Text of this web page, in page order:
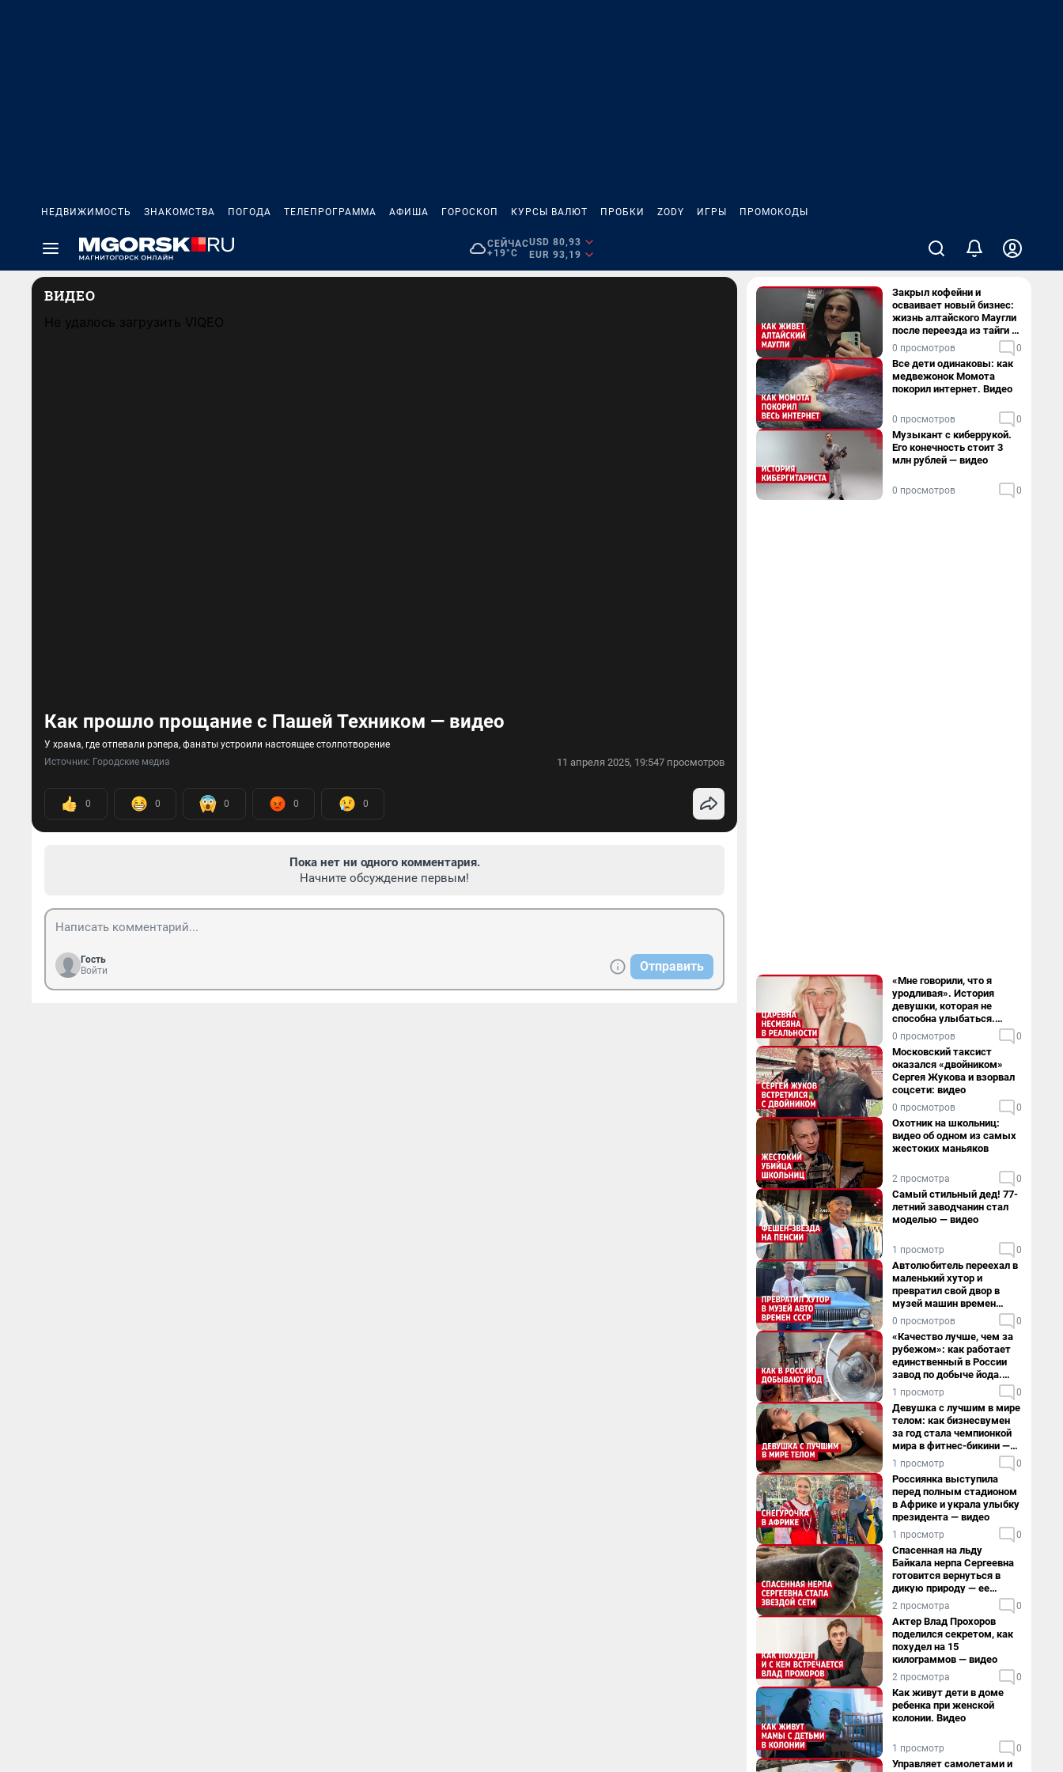
НЕДВИЖИМОСТЬ ЗНАКОМСТВА ПОГОДА ТЕЛЕПРОГРАММА АФИША ГОРОСКОП КУРСЫ ВАЛЮТ ПРОБКИ ZODY ИГРЫ ПРОМОКОДЫ
СЕЙЧАС
+19°C
USD 80,93
EUR 93,19
ВИДЕО
Не удалось загрузить VIQEO
Как прошло прощание с Пашей Техником — видео
У храма, где отпевали рэпера, фанаты устроили настоящее столпотворение
Источник: Городские медиа 11 апреля 2025, 19:547 просмотров
0 0 0 0 0
Пока нет ни одного комментария.
Начните обсуждение первым!
Гость
Войти
Отправить
Закрыл кофейни и
осваивает новый бизнес:
жизнь алтайского Маугли
после переезда из тайги в
столицу
0 просмотров 0
Все дети одинаковы: как
медвежонок Момота
покорил интернет. Видео
0 просмотров 0
Музыкант с киберрукой.
Его конечность стоит 3
млн рублей — видео
0 просмотров 0
«Мне говорили, что я
уродливая». История
девушки, которая не
способна улыбаться.
Видео
0 просмотров 0
Московский таксист
оказался «двойником»
Сергея Жукова и взорвал
соцсети: видео
0 просмотров 0
Охотник на школьниц:
видео об одном из самых
жестоких маньяков
2 просмотра 0
Самый стильный дед! 77-
летний заводчанин стал
моделью — видео
1 просмотр 0
Автолюбитель переехал в
маленький хутор и
превратил свой двор в
музей машин времен
СССР. Видео
0 просмотров 0
«Качество лучше, чем за
рубежом»: как работает
единственный в России
завод по добыче йода.
Видео
1 просмотр 0
Девушка с лучшим в мире
телом: как бизнесвумен
за год стала чемпионкой
мира в фитнес-бикини —
видео
1 просмотр 0
Россиянка выступила
перед полным стадионом
в Африке и украла улыбку
президента — видео
1 просмотр 0
Спасенная на льду
Байкала нерпа Сергеевна
готовится вернуться в
дикую природу — ее
видеоистория
2 просмотра 0
Актер Влад Прохоров
поделился секретом, как
похудел на 15
килограммов — видео
2 просмотра 0
Как живут дети в доме
ребенка при женской
колонии. Видео
1 просмотр 0
Управляет самолетами и